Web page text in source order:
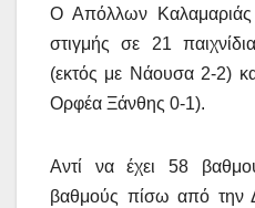
Ο Απόλλων Καλαμαριάς
στιγμής σε 21
(εκτός με Νάουσα 2-2)
Ορφέα Ξάνθης 0-1).
Αντί να έχει 58
βαθμούς πίσω από την